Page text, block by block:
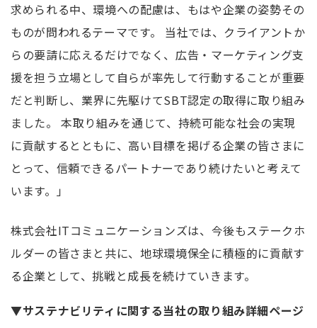
求められる中、環境への配慮は、もはや企業の姿勢その
ものが問われるテーマです。 当社では、クライアントか
らの要請に応えるだけでなく、広告・マーケティング支
援を担う立場として自らが率先して行動することが重要
だと判断し、業界に先駆けてSBT認定の取得に取り組み
ました。 本取り組みを通じて、持続可能な社会の実現
に貢献するとともに、高い目標を掲げる企業の皆さまに
とって、信頼できるパートナーであり続けたいと考えて
います。」
株式会社ITコミュニケーションズは、今後もステークホ
ルダーの皆さまと共に、地球環境保全に積極的に貢献す
る企業として、挑戦と成長を続けていきます。
▼サステナビリティに関する当社の取り組み詳細ページ